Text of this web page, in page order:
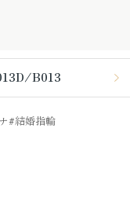
B013
結婚指輪